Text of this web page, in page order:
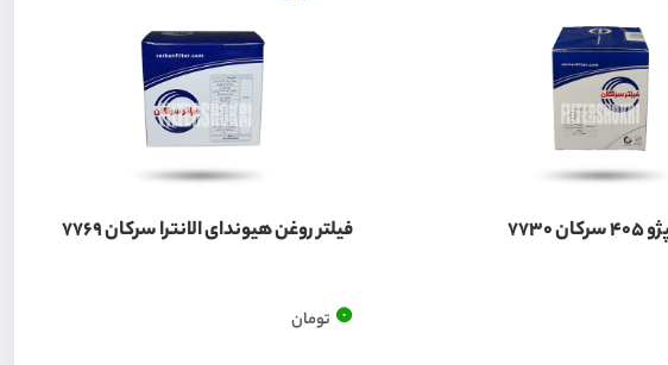
فیلتر روغن هیوندای الانترا سرکان 7769
0 تومان